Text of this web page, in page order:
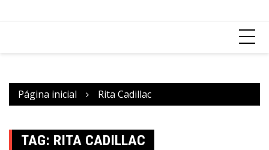
Página inicial Rita Cadillac
TAG: RITA CADILLAC